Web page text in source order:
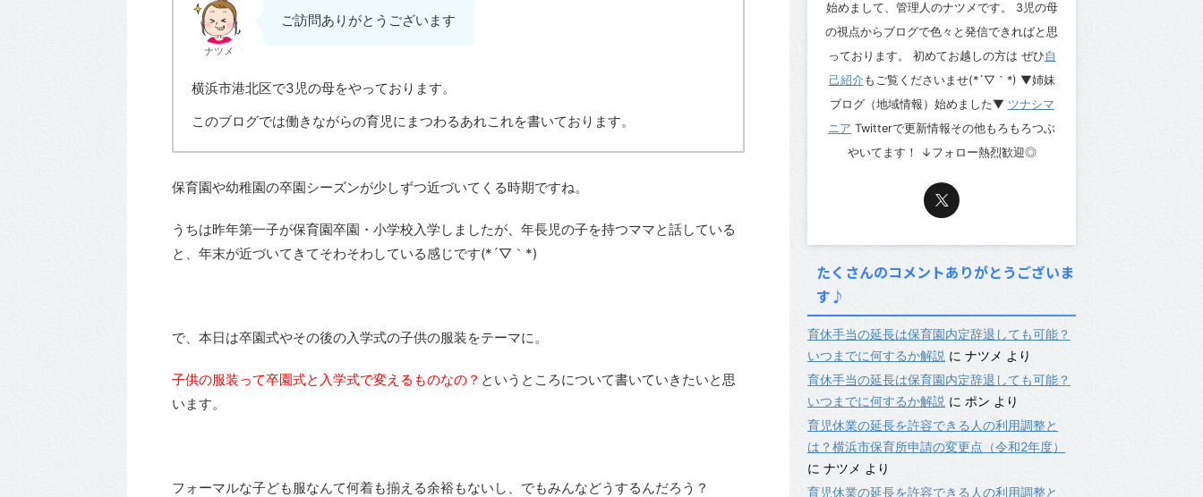
ナツメ
ご訪問ありがとうございます
横浜市港北区で3児の母をやっております。
このブログでは働きながらの育児にまつわるあれこれを書いております。
保育園や幼稚園の卒園シーズンが少しずつ近づいてくる時期ですね。
うちは昨年第一子が保育園卒園・小学校入学しましたが、年長児の子を持つママと話している
と、年末が近づいてきてそわそわしている感じです(*´▽｀*)
で、本日は卒園式やその後の入学式の子供の服装をテーマに。
子供の服装って卒園式と入学式で変えるものなの？ というところについて書いていきたいと思
います。
フォーマルな子ども服なんて何着も揃える余裕もないし、でもみんなどうするんだろう？
始めまして、管理人のナツメです。 3児の母
の視点からブログで色々と発信できればと思
っております。 初めてお越しの方は ぜひ自
己紹介 もご覧くださいませ(*´▽｀*) ▼姉妹
ブログ（地域情報）始めました▼ ツナシマ
ニア Twitterで更新情報その他もろもろつぶ
やいてます！ ↓フォロー熱烈歓迎◎
たくさんのコメントありがとうございま
す♪
育休手当の延長は保育園内定辞退しても可能？
いつまでに何するか解説 に ナツメ より
育休手当の延長は保育園内定辞退しても可能？
いつまでに何するか解説 に ポン より
育児休業の延長を許容できる人の利用調整と
は？横浜市保育所申請の変更点（令和2年度）
に ナツメ より
育児休業の延長を許容できる人の利用調整と